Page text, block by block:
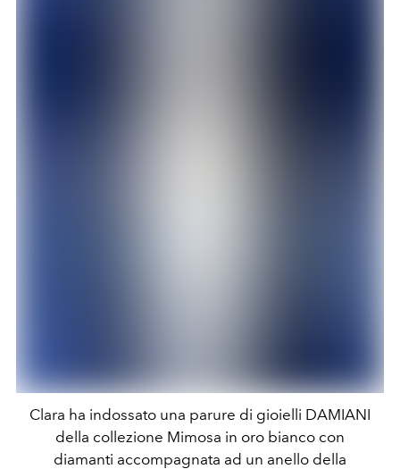
Clara ha indossato una parure di gioielli DAMIANI
della collezione Mimosa in oro bianco con
diamanti accompagnata ad un anello della